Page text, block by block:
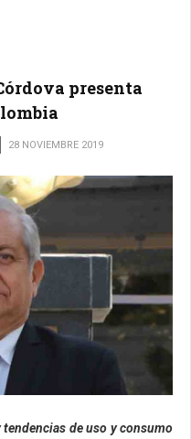
presenta
28 NOVIEMBRE 2019
de uso y consumo